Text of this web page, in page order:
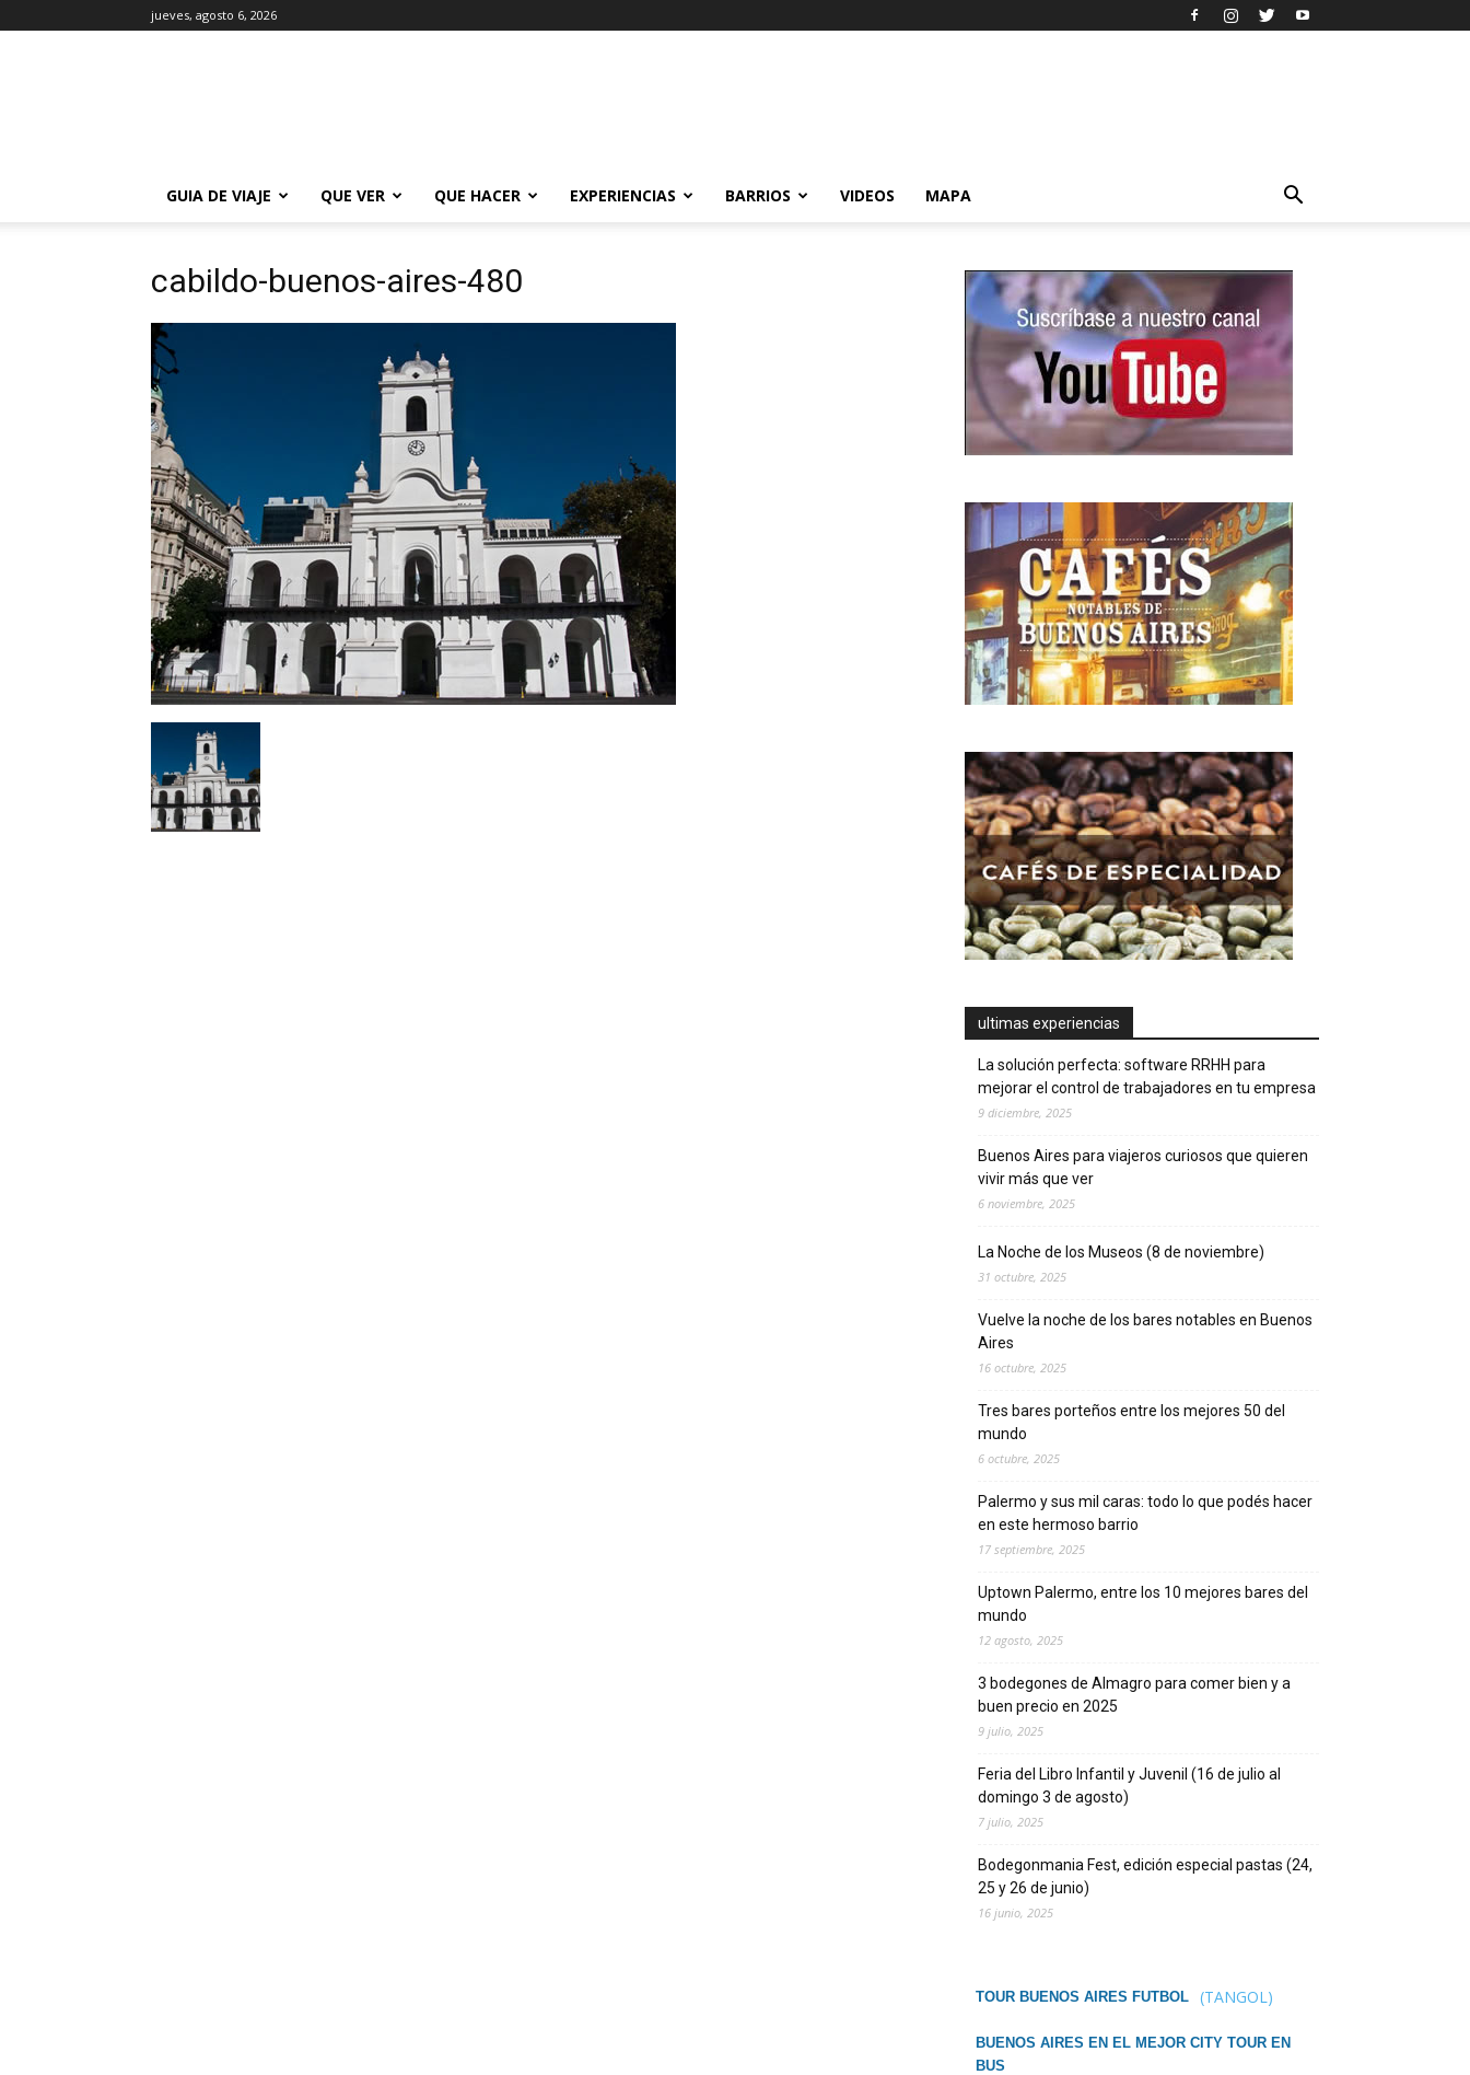
jueves, agosto 6, 2026
GUIA DE VIAJE
QUE VER QUE HACER EXPERIENCIAS BARRIOS VIDEOS MAPA
cabildo-buenos-aires-480
ultimas experiencias
La solución perfecta: software RRHH para
mejorar el control de trabajadores en tu empresa
9 diciembre, 2025
Buenos Aires para viajeros curiosos que quieren
vivir más que ver
6 noviembre, 2025
La Noche de los Museos (8 de noviembre)
31 octubre, 2025
Vuelve la noche de los bares notables en Buenos
Aires
16 octubre, 2025
Tres bares porteños entre los mejores 50 del
mundo
6 octubre, 2025
Palermo y sus mil caras: todo lo que podés hacer
en este hermoso barrio
17 septiembre, 2025
Uptown Palermo, entre los 10 mejores bares del
mundo
12 agosto, 2025
3 bodegones de Almagro para comer bien y a
buen precio en 2025
9 julio, 2025
Feria del Libro Infantil y Juvenil (16 de julio al
domingo 3 de agosto)
7 julio, 2025
Bodegonmania Fest, edición especial pastas (24,
25 y 26 de junio)
16 junio, 2025
TOUR BUENOS AIRES FUTBOL (TANGOL)
BUENOS AIRES EN EL MEJOR CITY TOUR EN
BUS